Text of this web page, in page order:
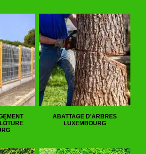
ABATTAGE D'ARBRES
LUXEMBOURG